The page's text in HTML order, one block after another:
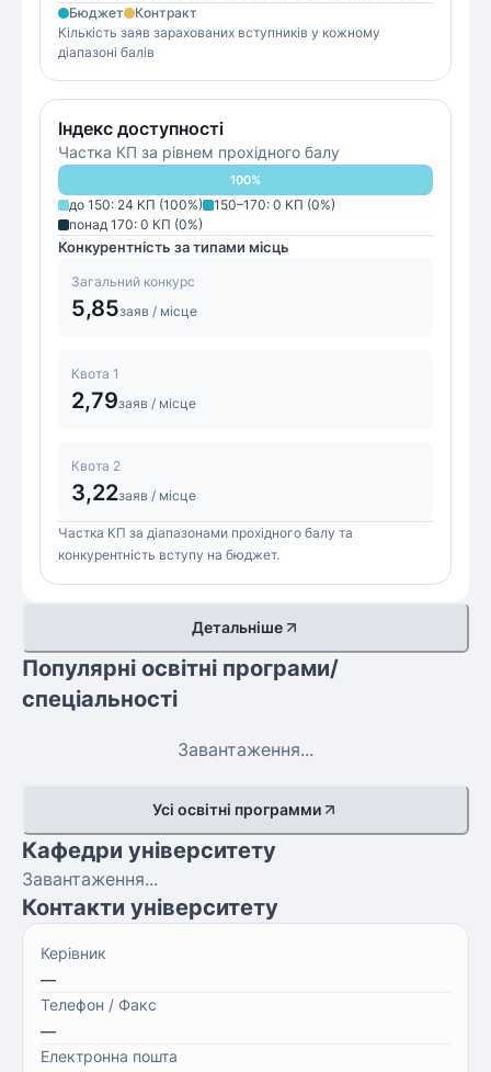
Бюджет
Контракт
Кількість заяв зарахованих вступників у кожному
діапазоні балів
Індекс доступності
Частка КП за рівнем прохідного балу
100%
до 150: 24 КП (100%) 150–170: 0 КП (0%)
понад 170: 0 КП (0%)
Конкурентність за типами місць
Загальний конкурс
5,85заяв / місце
Квота 1
2,79заяв / місце
Квота 2
3,22заяв / місце
Частка КП за діапазонами прохідного балу та
конкурентність вступу на бюджет.
Детальніше
Популярні освітні програми/
спеціальності
Завантаження...
Усі освітні программи
Кафедри університету
Завантаження...
Контакти університету
Керівник
—
Телефон / Факс
—
Електронна пошта